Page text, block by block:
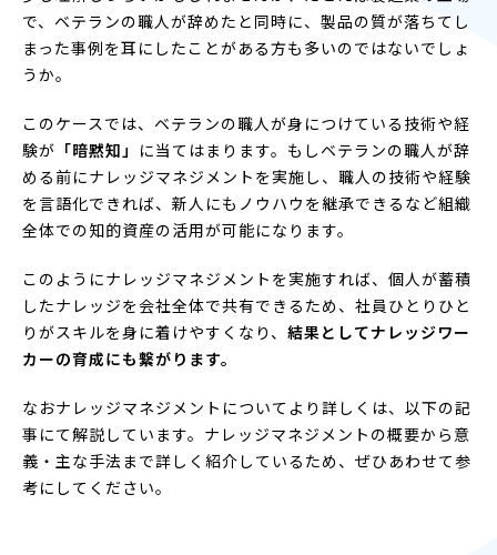
で、ベテランの職人が辞めたと同時に、製品の質が落ちてし
まった事例を耳にしたことがある方も多いのではないでしょ
うか。
このケースでは、ベテランの職人が身につけている技術や経
験が 「暗黙知」 に当てはまります。もしベテランの職人が辞
める前にナレッジマネジメントを実施し、職人の技術や経験
を言語化できれば、新人にもノウハウを継承できるなど組織
全体での知的資産の活用が可能になります。
このようにナレッジマネジメントを実施すれば、個人が蓄積
したナレッジを会社全体で共有できるため、社員ひとりひと
りがスキルを身に着けやすくなり、 結果としてナレッジワー
カーの育成にも繋がります。
なおナレッジマネジメントについてより詳しくは、以下の記
事にて解説しています。ナレッジマネジメントの概要から意
義・主な手法まで詳しく紹介しているため、ぜひあわせて参
考にしてください。